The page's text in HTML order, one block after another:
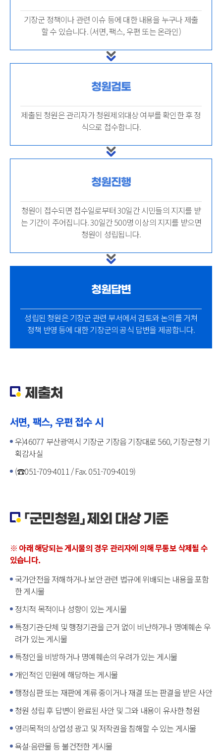
기장군 정책이나 관련 이슈 등에 대한 내용을 누구나 제출
할 수 있습니다. (서면, 팩스, 우편 또는 온라인)
청원검토
제출된 청원은 관리자가 청원제외대상 여부를 확인한 후 정
식으로 접수합니다.
청원진행
청원이 접수되면 접수일로부터 30일간 시민들의 지지를 받
는 기간이 주어집니다. 30일간 500명 이상의 지지를 받으면
청원이 성립됩니다.
청원답변
성립된 청원은 기장군 관련 부서에서 검토와 논의를 거쳐
정책 반영 등에 대한 기장군의 공식 답변을 제공합니다.
제출처
서면, 팩스, 우편 접수 시
우)46077 부산광역시 기장군 기장읍 기장대로 560, 기장군청 기
획감사실
(☎051-709-4011 / Fax. 051-709-4019)
「군민청원」 제외 대상 기준
※ 아래 해당되는 게시물의 경우 관리자에 의해 무통보 삭제될 수
있습니다.
국가안전을 저해하거나 보안 관련 법규에 위배되는 내용을 포함
한 게시물
정치적 목적이나 성향이 있는 게시물
특정기관·단체 및 행정기관을 근거 없이 비난하거나 명예훼손 우
려가 있는 게시물
특정인을 비방하거나 명예훼손의 우려가 있는 게시물
개인적인 민원에 해당하는 게시물
행정심판 또는 재판에 계류 중이거나 재결 또는 판결을 받은 사안
청원 성립 후 답변이 완료된 사안 및 그와 내용이 유사한 청원
영리목적의 상업성 광고 및 저작권을 침해할 수 있는 게시물
욕설·음란물 등 불건전한 게시물